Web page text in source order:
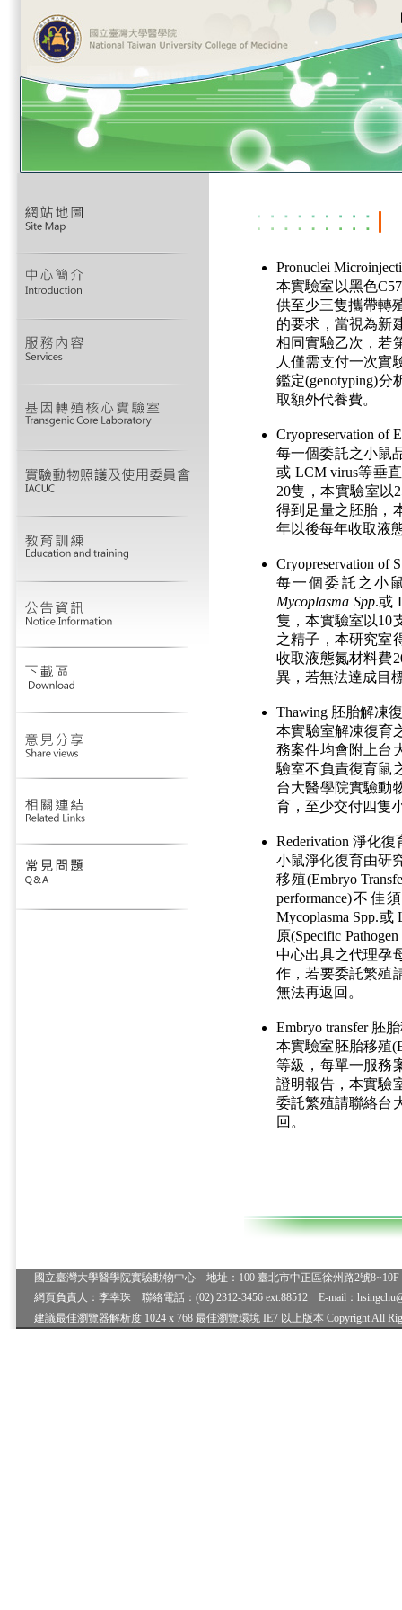
Pronuclei
本實驗室以黑色
供至少三隻攜帶轉
的要求，當視為新
相同實驗乙次，若
人僅需支付一次實
鑑定(genotyping)
取額外代養費。
Cryopreservation of
每一個委託之小鼠
或 LCM virus等垂
20隻，本實驗室以
得到足量之胚胎，
年以後每年收取液
Cryopreservation of
每一個委託之小
Mycoplasma Spp.或
隻，本實驗室以10
之精子，本研究室
收取液態氮材料費
異，若無法達成目
Thawing 胚胎解凍
本實驗室解凍復育
務案件均會附上台
驗室不負責復育鼠
台大醫學院實驗動
育，至少交付四隻
Rederivation 淨化復
小鼠淨化復育由研
移殖(Embryo
performance)不
Mycoplasma Spp.
原(Specific
中心出具之代理孕
作，若要委託繁殖
無法再返回。
Embryo transfer 胚
本實驗室胚胎移殖
等級，每單一服務
證明報告，本實驗
委託繁殖請聯絡台
回。
國立臺灣大學醫學院實驗動物中心 地址：100 臺北市中正區徐州路2號
網頁負責人：李幸珠 聯絡電話：(02) 2312-3456 ext.88512 E-mail：
建議最佳瀏覽器解析度 1024 x 768 最佳瀏覽環境 IE7 以上版本 Copyright All